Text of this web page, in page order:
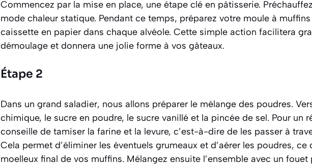
Commencez par la mise en place, une étape clé en pâtisserie.
mode chaleur statique. Pendant ce temps, préparez votre moule à
caissette en papier dans chaque alvéole. Cette simple action facilitera
démoulage et donnera une jolie forme à vos gâteaux.
Étape 2
Dans un grand saladier, nous allons préparer le mélange des poudres.
chimique, le sucre en poudre, le sucre vanillé et la pincée de sel. Pour un
conseille de tamiser la farine et la levure, c’est-à-dire de les passer à
Cela permet d’éliminer les éventuels grumeaux et d’aérer les poudres,
moelleux final de vos muffins. Mélangez ensuite l’ensemble avec un